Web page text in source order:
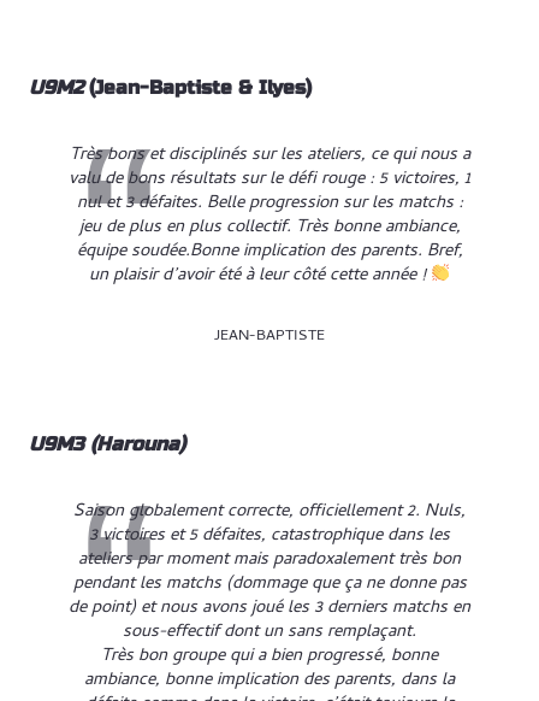
U9M2(Jean-Baptiste & Ilyes)
Très bons et disciplinés sur les ateliers, ce qui nous a
valu de bons résultats sur le défi rouge : 5 victoires, 1
nul et 3 défaites. Belle progression sur les matchs :
jeu de plus en plus collectif. Très bonne ambiance,
équipe soudée.Bonne implication des parents. Bref,
un plaisir d’avoir été à leur côté cette année !
JEAN-BAPTISTE
U9M3 (Harouna)
Saison globalement correcte, officiellement 2. Nuls,
3 victoires et 5 défaites, catastrophique dans les
ateliers par moment mais paradoxalement très bon
pendant les matchs (dommage que ça ne donne pas
de point) et nous avons joué les 3 derniers matchs en
sous-effectif dont un sans remplaçant.
Très bon groupe qui a bien progressé, bonne
ambiance, bonne implication des parents, dans la